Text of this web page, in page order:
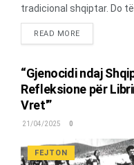
tradicional shqiptar. Do
veçanta e këtij kostumi,
shtynin piktorin Thomas
titull “Portrait of a
(Portret i një fisniku me
në Royal Academy dhe
britanike në Athinë.
rëndësishëm zë poema
Pilgrimage, 1812-1817),
udhëtimet të...
READ MOREDETAILS
“Gjenocidi ndaj
Refleksione për
Vret'”
21/04/2025 0
FEJTON